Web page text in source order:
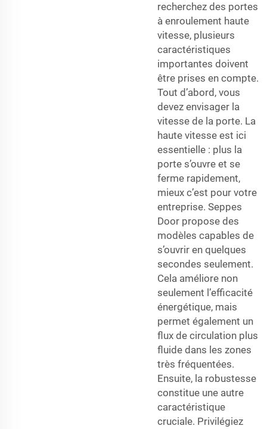
recherchez des portes
à enroulement haute
vitesse, plusieurs
caractéristiques
importantes doivent
être prises en compte.
Tout d’abord, vous
devez envisager la
vitesse de la porte. La
haute vitesse est ici
essentielle : plus la
porte s’ouvre et se
ferme rapidement,
mieux c’est pour votre
entreprise. Seppes
Door propose des
modèles capables de
s’ouvrir en quelques
secondes seulement.
Cela améliore non
seulement l’efficacité
énergétique, mais
permet également un
flux de circulation plus
fluide dans les zones
très fréquentées.
Ensuite, la robustesse
constitue une autre
caractéristique
cruciale. Privilégiez